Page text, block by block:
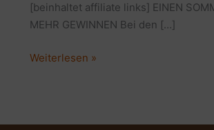
[beinhaltet affiliate links] EINEN
MEHR GEWINNEN Bei den […]
DUFT
LOVE
Weiterlesen »